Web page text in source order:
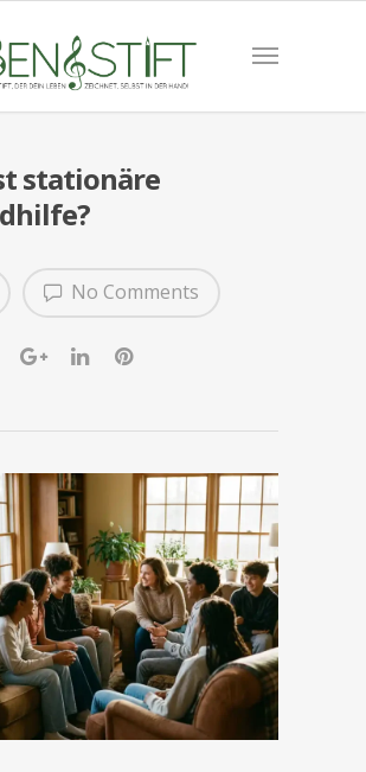
stationäre
No Comments